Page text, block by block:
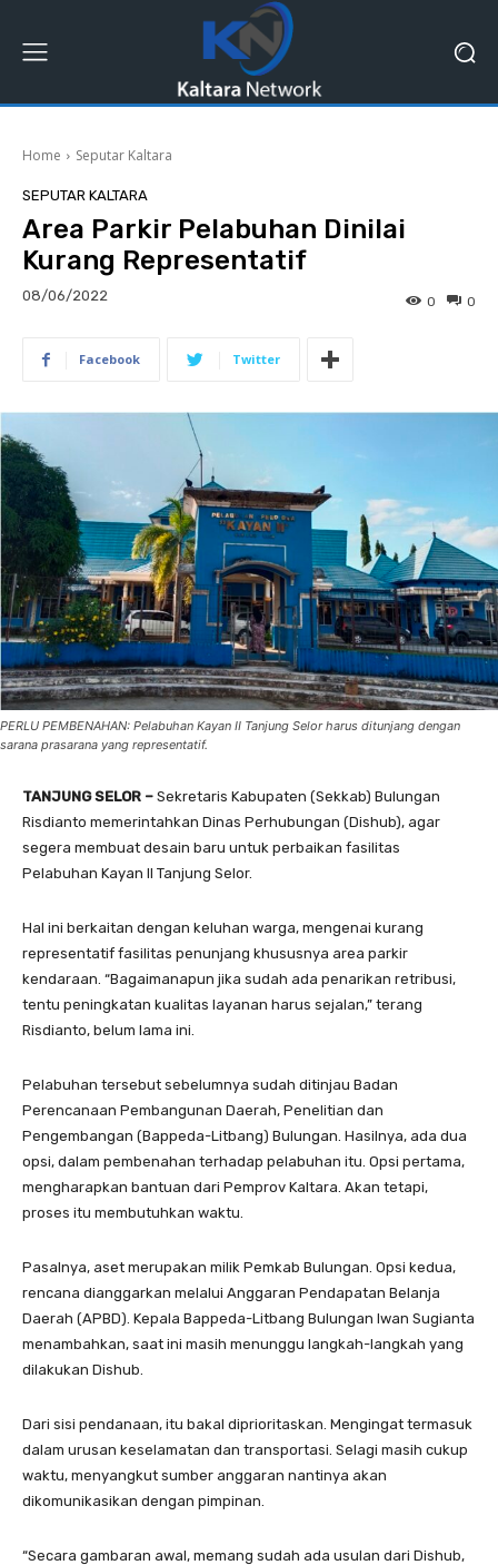
Home Seputar Kaltara
SEPUTAR KALTARA
Area Parkir Pelabuhan Dinilai
Kurang Representatif
08/06/2022 0
0
Facebook Twitter
PERLU PEMBENAHAN: Pelabuhan Kayan II Tanjung Selor harus ditunjang dengan
sarana prasarana yang representatif.
TANJUNG SELOR – Sekretaris Kabupaten (Sekkab) Bulungan
Risdianto memerintahkan Dinas Perhubungan (Dishub), agar
segera membuat desain baru untuk perbaikan fasilitas
Pelabuhan Kayan II Tanjung Selor.
Hal ini berkaitan dengan keluhan warga, mengenai kurang
representatif fasilitas penunjang khususnya area parkir
kendaraan. “Bagaimanapun jika sudah ada penarikan retribusi,
tentu peningkatan kualitas layanan harus sejalan,” terang
Risdianto, belum lama ini.
Pelabuhan tersebut sebelumnya sudah ditinjau Badan
Perencanaan Pembangunan Daerah, Penelitian dan
Pengembangan (Bappeda-Litbang) Bulungan. Hasilnya, ada dua
opsi, dalam pembenahan terhadap pelabuhan itu. Opsi pertama,
mengharapkan bantuan dari Pemprov Kaltara. Akan tetapi,
proses itu membutuhkan waktu.
Pasalnya, aset merupakan milik Pemkab Bulungan. Opsi kedua,
rencana dianggarkan melalui Anggaran Pendapatan Belanja
Daerah (APBD). Kepala Bappeda-Litbang Bulungan Iwan Sugianta
menambahkan, saat ini masih menunggu langkah-langkah yang
dilakukan Dishub.
Dari sisi pendanaan, itu bakal diprioritaskan. Mengingat termasuk
dalam urusan keselamatan dan transportasi. Selagi masih cukup
waktu, menyangkut sumber anggaran nantinya akan
dikomunikasikan dengan pimpinan.
“Secara gambaran awal, memang sudah ada usulan dari Dishub,